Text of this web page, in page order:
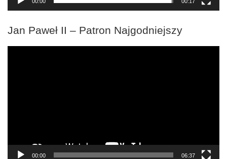
Jan Paweł II – Patron Najgodniejszy
00:00 06:37